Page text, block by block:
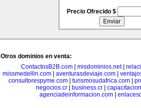
Precio Ofrecido $
Otros dominios en venta:
ContactosB2B.com
misdominios.net|
missmedellin.com
aventurasdeviaje.com
consultorespyme.com| turismosudafrica.com|
negocios.cr| business.cr|
agenciadeinformacion.com